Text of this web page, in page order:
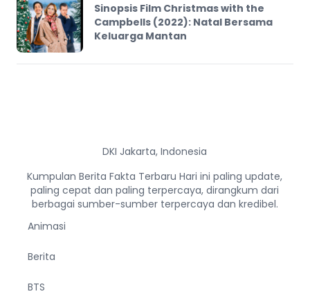
Sinopsis Film Christmas with the
Campbells (2022): Natal Bersama
Keluarga Mantan
DKI Jakarta, Indonesia
Kumpulan Berita Fakta Terbaru Hari ini paling update,
paling cepat dan paling terpercaya, dirangkum dari
berbagai sumber-sumber terpercaya dan kredibel.
Animasi
Berita
BTS